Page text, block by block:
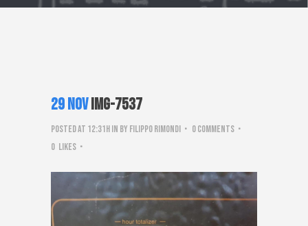
29 NovIMG-7537
Posted at 12:31hin by Filippo Rimondi
0 Comments
0 Likes